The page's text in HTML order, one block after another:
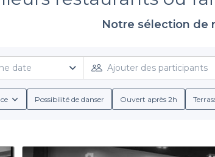
Notre sélection de
date Ajouter des participants
Possibilité de danser Ouvert après 2h